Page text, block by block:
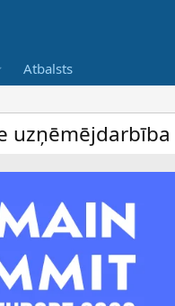
Atbalsts
forums un